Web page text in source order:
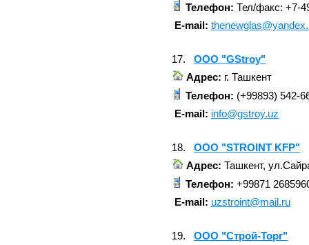
Телефон: Тел/факс: +7-
E-mail:
17. OOO "GStroy"
Адрес: г. Ташкент
Телефон: (+99893) 542-
E-mail: info@gstroy.uz
18. OOO "STROINT KFP"
Адрес: Ташкент,
Телефон: +99871
E-mail: uzstroint@mail.ru
19. OOO "Строй-Торг"